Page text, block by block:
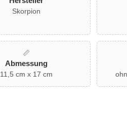
Skorpion
📏
Abmessung
11,5 cm x 17 cm